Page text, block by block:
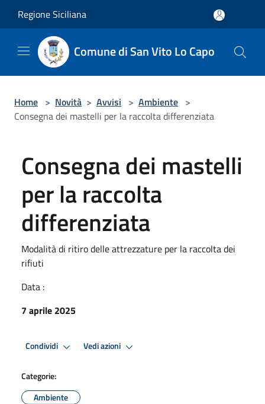
Regione Siciliana
Comune di San Vito Lo Capo
Home > Novità > Avvisi > Ambiente >
Consegna dei mastelli per la raccolta differenziata
Consegna dei mastelli
per la raccolta
differenziata
Modalità di ritiro delle attrezzature per la raccolta dei
rifiuti
Data :
7 aprile 2025
Condividi Vedi azioni
Categorie:
Ambiente